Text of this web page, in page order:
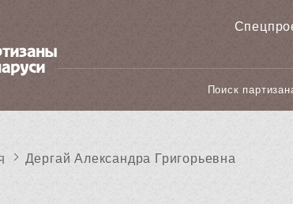
Поиск
Дергай Александра Григорьевна